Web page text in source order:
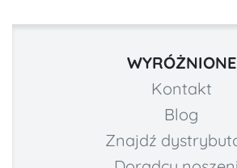
WYRÓŻNIONE
Kontakt
Blog
Znajdź